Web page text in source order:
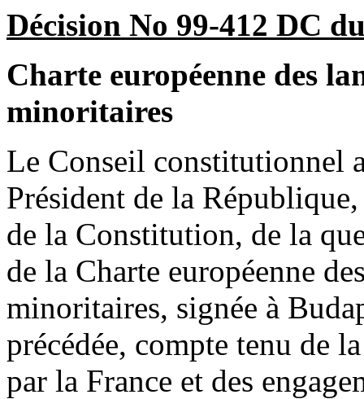
Décision No 99-412 DC
Charte européenne des
minoritaires
Le Conseil constitutionnel
Président de la
de la Constitution, de la
de la Charte européenne
minoritaires, signée à
précédée, compte tenu de
par la France et des